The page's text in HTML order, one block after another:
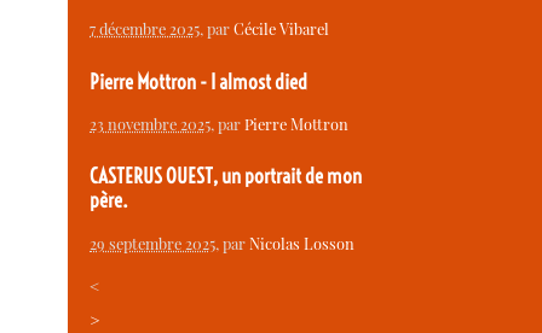
7 décembre 2025, parCécile Vibarel
Pierre Mottron - I almost died
23 novembre 2025, parPierre Mottron
CASTERUS OUEST, un portrait de mon
père.
29 septembre 2025, parNicolas Losson
<
>